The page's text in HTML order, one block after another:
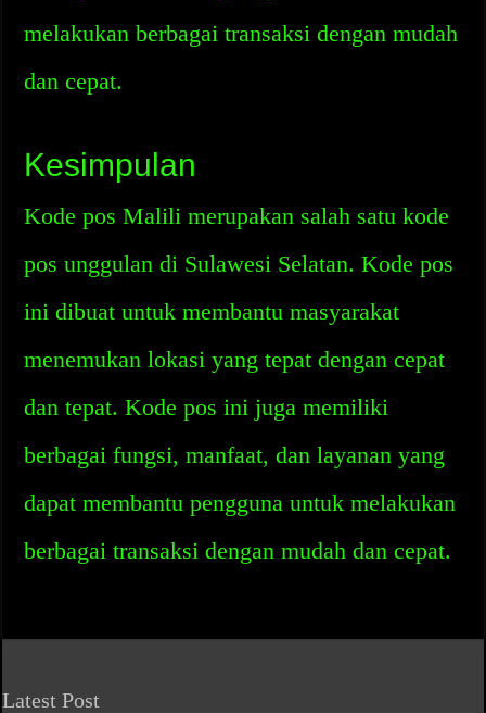
melakukan berbagai transaksi dengan mudah
dan cepat.
Kesimpulan
Kode pos Malili merupakan salah satu kode
pos unggulan di Sulawesi Selatan. Kode pos
ini dibuat untuk membantu masyarakat
menemukan lokasi yang tepat dengan cepat
dan tepat. Kode pos ini juga memiliki
berbagai fungsi, manfaat, dan layanan yang
dapat membantu pengguna untuk melakukan
berbagai transaksi dengan mudah dan cepat.
Latest Post